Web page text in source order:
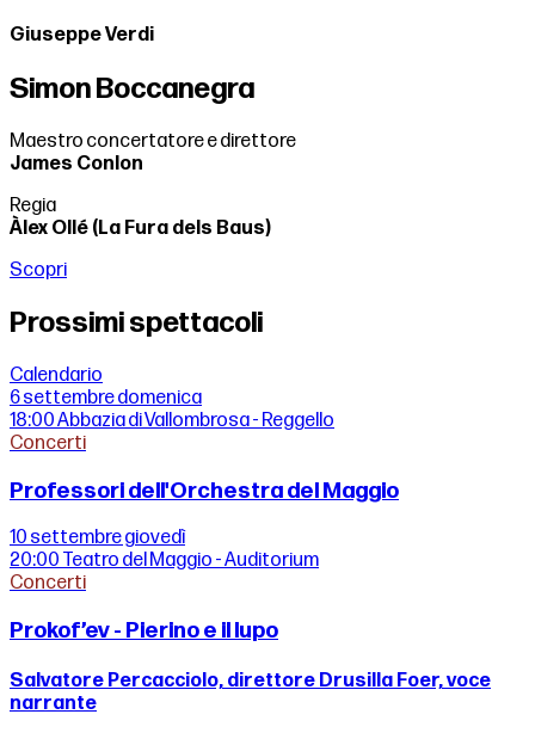
Giuseppe Verdi
Simon Boccanegra
Maestro concertatore e direttore
James Conlon
Regia
Àlex Ollé (La Fura dels Baus)
Scopri
Prossimi spettacoli
Calendario
6 settembredomenica
18:00Abbazia di Vallombrosa - Reggello
Concerti
Professori dell'Orchestra del Maggio
10 settembregiovedì
20:00 Teatro del Maggio - Auditorium
Concerti
Prokof’ev - Pierino e il lupo
Salvatore Percacciolo, direttore Drusilla Foer, voce
narrante